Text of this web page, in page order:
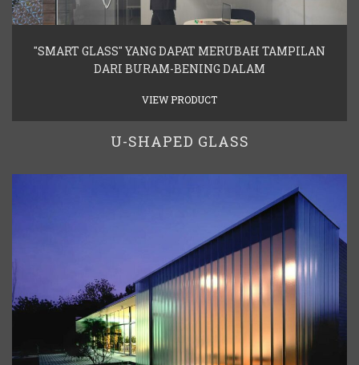
"SMART GLASS" YANG DAPAT MERUBAH TAMPILAN
DARI BURAM-BENING DALAM
VIEW PRODUCT
U-SHAPED GLASS